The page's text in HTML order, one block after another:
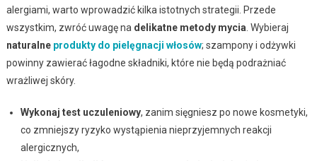
alergiami, warto wprowadzić kilka istotnych strategii. Przede
wszystkim, zwróć uwagę na delikatne metody mycia . Wybieraj
naturalne produkty do pielęgnacji włosów; szampony i odżywki
powinny zawierać łagodne składniki, które nie będą podrażniać
wrażliwej skóry.
Wykonaj test uczuleniowy, zanim sięgniesz po nowe kosmetyki,
co zmniejszy ryzyko wystąpienia nieprzyjemnych reakcji
alergicznych,